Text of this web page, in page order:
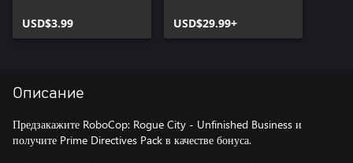
Pack
USD$3.99 USD$29.99+
Описание
Предзакажите RoboCop: Rogue City - Unfinished Business и
получите Prime Directives Pack в качестве бонуса.